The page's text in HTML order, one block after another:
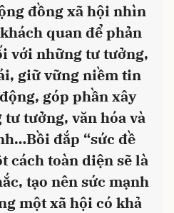
đồng xã hội nhìn
quan để phản
với những tư tưởng,
giữ vững niềm tin
góp phần xây
tưởng, văn hóa và
đắp “sức đề
cách toàn diện sẽ là
tạo nên sức mạnh
một xã hội có khả